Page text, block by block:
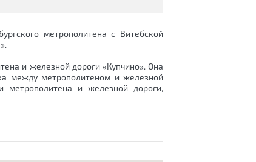
метрополитена с Витебской
и железной дороги «Купчино». Она
между метрополитеном и железной
метрополитена и железной дороги,